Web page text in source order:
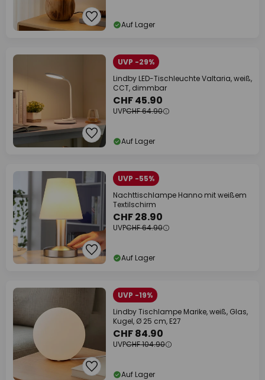
Auf Lager
UVP -29%
Lindby LED-Tischleuchte Valtaria, weiß,
CCT, dimmbar
CHF 45.90
UVPCHF 64.90
Auf Lager
UVP -55%
Nachttischlampe Hanno mit weißem
Textilschirm
CHF 28.90
UVPCHF 64.90
Auf Lager
UVP -19%
Lindby Tischlampe Marike, weiß, Glas,
Kugel, Ø 25 cm, E27
CHF 84.90
UVPCHF 104.90
Auf Lager